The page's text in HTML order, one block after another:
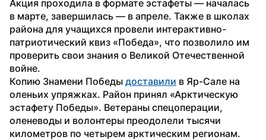
Акция проходила в формате эстафеты — началась
в марте, завершилась — в апреле. Также в школах
района для учащихся провели интерактивно-
патриотический квиз «Победа», что позволило им
проверить свои знания о Великой Отечественной
войне.
Копию Знамени Победы доставили в Яр-Сале на
оленьих упряжках. Район принял «Арктическую
эстафету Победы». Ветераны спецоперации,
оленеводы и волонтеры преодолели тысячи
километров по четырем арктическим регионам.